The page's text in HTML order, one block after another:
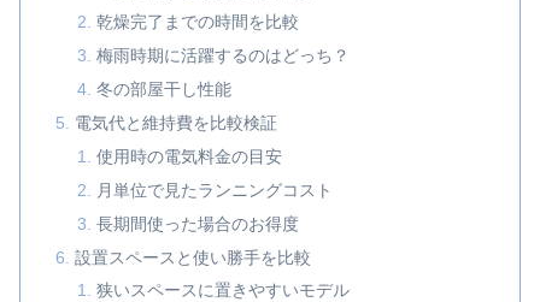
乾燥完了までの時間を比較
梅雨時期に活躍するのはどっち？
冬の部屋干し性能
電気代と維持費を比較検証
使用時の電気料金の目安
月単位で見たランニングコスト
長期間使った場合のお得度
設置スペースと使い勝手を比較
狭いスペースに置きやすいモデル